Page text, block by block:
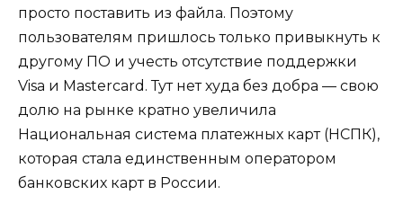
просто поставить из файла. Поэтому
пользователям пришлось только привыкнуть к
другому ПО и учесть отсутствие поддержки
Visa и Mastercard. Тут нет худа без добра — свою
долю на рынке кратно увеличила
Национальная система платежных карт (НСПК),
которая стала единственным оператором
банковских карт в России.